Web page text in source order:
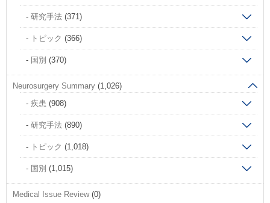
研究手法 (371)
トピック (366)
国別 (370)
Neurosurgery Summary (1,026)
疾患 (908)
研究手法 (890)
トピック (1,018)
国別 (1,015)
Medical Issue Review(0)